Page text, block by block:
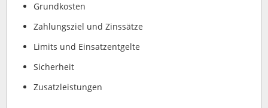
Grundkosten
Zahlungsziel und Zinssätze
Limits und Einsatzentgelte
Sicherheit
Zusatzleistungen